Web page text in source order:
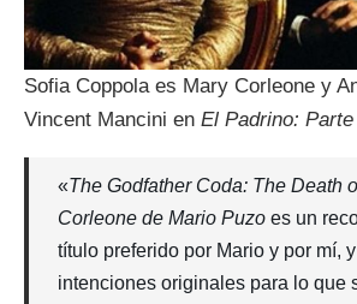
Sofia Coppola es Mary Corleone y
Vincent Mancini en El Padrino:
«The Godfather Coda: The Death
Corleone de Mario Puzo es un
título preferido por Mario y por mí,
intenciones originales para lo que